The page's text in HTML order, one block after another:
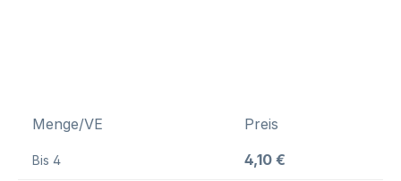
Menge/VE Preis
Bis 4 4,10 €